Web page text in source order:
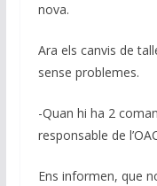
nova.
Ara els canvis de
sense problemes.
-Quan hi ha 2
responsable de
Ens informen, que